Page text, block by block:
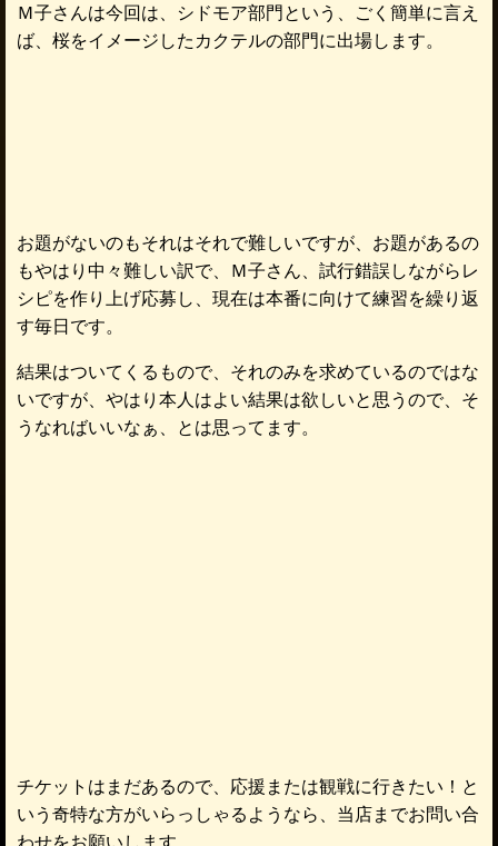
Ｍ子さんは今回は、シドモア部門という、ごく簡単に言え
ば、桜をイメージしたカクテルの部門に出場します。
お題がないのもそれはそれで難しいですが、お題があるの
もやはり中々難しい訳で、Ｍ子さん、試行錯誤しながらレ
シピを作り上げ応募し、現在は本番に向けて練習を繰り返
す毎日です。
結果はついてくるもので、それのみを求めているのではな
いですが、やはり本人はよい結果は欲しいと思うので、そ
うなればいいなぁ、とは思ってます。
チケットはまだあるので、応援または観戦に行きたい！と
いう奇特な方がいらっしゃるようなら、当店までお問い合
わせをお願いします。